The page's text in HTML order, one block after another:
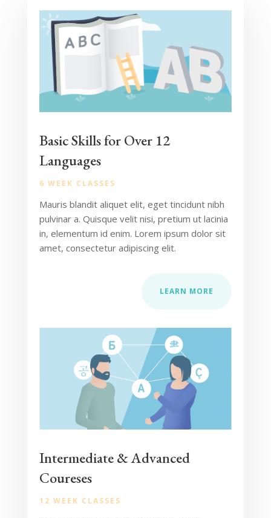
Basic Skills for Over 12
Languages
6 WEEK CLASSES
Mauris blandit aliquet elit, eget tincidunt nibh
pulvinar a. Quisque velit nisi, pretium ut lacinia
in, elementum id enim. Lorem ipsum dolor sit
amet, consectetur adipiscing elit.
LEARN MORE
Intermediate & Advanced
Coureses
12 WEEK CLASSES